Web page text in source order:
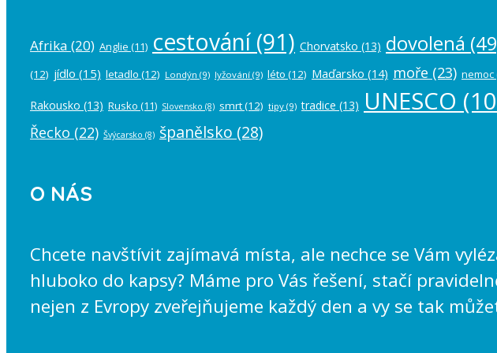
Afrika (20) Anglie (11) cestování(91) Chorvatsko (13) dovolená
(12) jídlo (15) letadlo (12) Londýn (9) lyžování (9) léto (12) Maďarsko (14) moře (23) nemoc
Rakousko (13) Rusko (11) Slovensko (8) smrt(12) tipy (9) tradice (13) UNESCO
Řecko (22) Švýcarsko (8) španělsko (28)
O NÁS
Chcete navštívit zajímavá místa, ale nechce se Vám
hluboko do kapsy? Máme pro Vás řešení, stačí
nejen z Evropy zveřejňujeme každý den a vy se tak